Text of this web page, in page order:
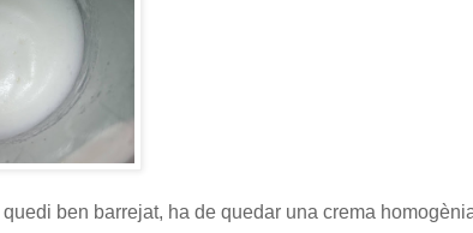
ben barrejat, ha de quedar una crema